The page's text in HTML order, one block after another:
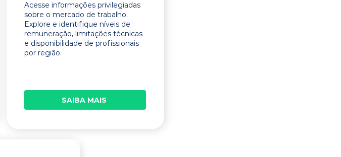
Acesse informações privilegiadas
sobre o mercado de trabalho.
Explore e identifique níveis de
remuneração, limitações técnicas
e disponibilidade de profissionais
por região.
SAIBA MAIS